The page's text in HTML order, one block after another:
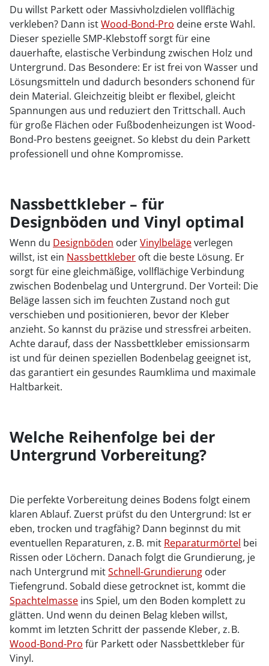
Du willst Parkett oder Massivholzdielen vollflächig
verkleben? Dann istWood-Bond-Pro deine erste Wahl.
Dieser spezielle SMP-Klebstoff sorgt für eine
dauerhafte, elastische Verbindung zwischen Holz und
Untergrund. Das Besondere: Er ist frei von Wasser und
Lösungsmitteln und dadurch besonders schonend für
dein Material. Gleichzeitig bleibt er flexibel, gleicht
Spannungen aus und reduziert den Trittschall. Auch
für große Flächen oder Fußbodenheizungen ist Wood-
Bond-Pro bestens geeignet. So klebst du dein Parkett
professionell und ohne Kompromisse.
Nassbettkleber – für
Designböden und Vinyl optimal
Wenn du Designböden oderVinylbelägeverlegen
willst, ist ein Nassbettkleber oft die beste Lösung. Er
sorgt für eine gleichmäßige, vollflächige Verbindung
zwischen Bodenbelag und Untergrund. Der Vorteil: Die
Beläge lassen sich im feuchten Zustand noch gut
verschieben und positionieren, bevor der Kleber
anzieht. So kannst du präzise und stressfrei arbeiten.
Achte darauf, dass der Nassbettkleber emissionsarm
ist und für deinen speziellen Bodenbelag geeignet ist,
das garantiert ein gesundes Raumklima und maximale
Haltbarkeit.
Welche Reihenfolge bei der
Untergrund Vorbereitung?
Die perfekte Vorbereitung deines Bodens folgt einem
klaren Ablauf. Zuerst prüfst du den Untergrund: Ist er
eben, trocken und tragfähig? Dann beginnst du mit
eventuellen Reparaturen, z. B. mit Reparaturmörtel bei
Rissen oder Löchern. Danach folgt die Grundierung, je
nach Untergrund mitSchnell-Grundierung oder
Tiefengrund. Sobald diese getrocknet ist, kommt die
Spachtelmasse ins Spiel, um den Boden komplett zu
glätten. Und wenn du deinen Belag kleben willst,
kommt im letzten Schritt der passende Kleber, z. B.
Wood-Bond-Pro für Parkett oder Nassbettkleber für
Vinyl.